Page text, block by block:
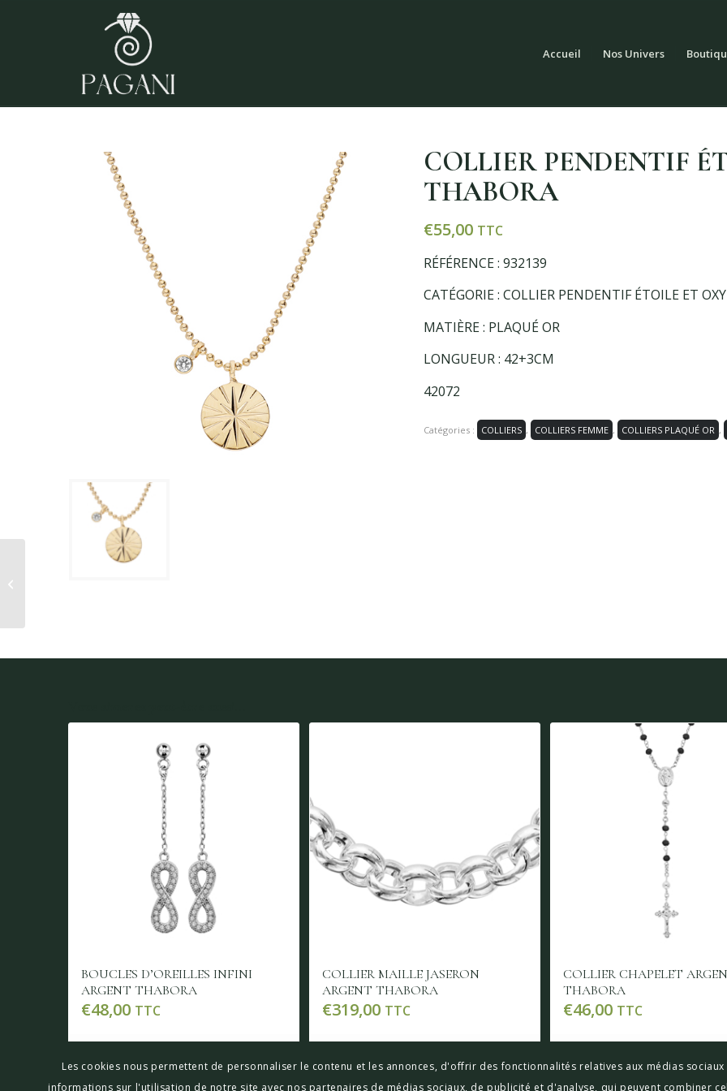
Accueil Nos Univers
COLLIER PENDENTIF
THABORA
€55,00 TTC
RÉFÉRENCE : 932139
CATÉGORIE : COLLIER PENDENTIF ÉTOILE ET
MATIÈRE : PLAQUÉ OR
LONGUEUR : 42+3CM
42072
Catégories : COLLIERS , COLLIERS FEMME , COLLIERS PLAQUÉ OR ,
BOUCLES D’OREILLES INFINI
ARGENT THABORA
€48,00 TTC
COLLIER MAILLE JASERON
ARGENT THABORA
€319,00 TTC
COLLIER CHAPELET
THABORA
€46,00 TTC
Les cookies nous permettent de personnaliser le contenu et les annonces, d'offrir des fonctionnalités relatives aux médias
informations sur l'utilisation de notre site avec nos partenaires de médias sociaux, de publicité et d'analyse, qui peuvent combiner